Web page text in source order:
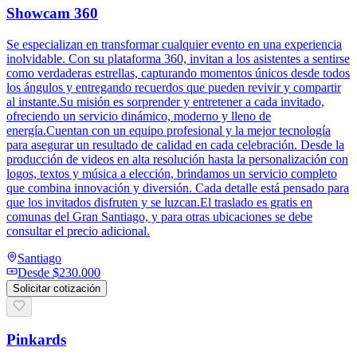
Showcam 360
Se especializan en transformar cualquier evento en una experiencia
inolvidable. Con su plataforma 360, invitan a los asistentes a sentirse
como verdaderas estrellas, capturando momentos únicos desde todos
los ángulos y entregando recuerdos que pueden revivir y compartir
al instante.Su misión es sorprender y entretener a cada invitado,
ofreciendo un servicio dinámico, moderno y lleno de
energía.Cuentan con un equipo profesional y la mejor tecnología
para asegurar un resultado de calidad en cada celebración. Desde la
producción de videos en alta resolución hasta la personalización con
logos, textos y música a elección, brindamos un servicio completo
que combina innovación y diversión. Cada detalle está pensado para
que los invitados disfruten y se luzcan.El traslado es gratis en
comunas del Gran Santiago, y para otras ubicaciones se debe
consultar el precio adicional.
Santiago
Desde $230.000
Solicitar cotización
Pinkards